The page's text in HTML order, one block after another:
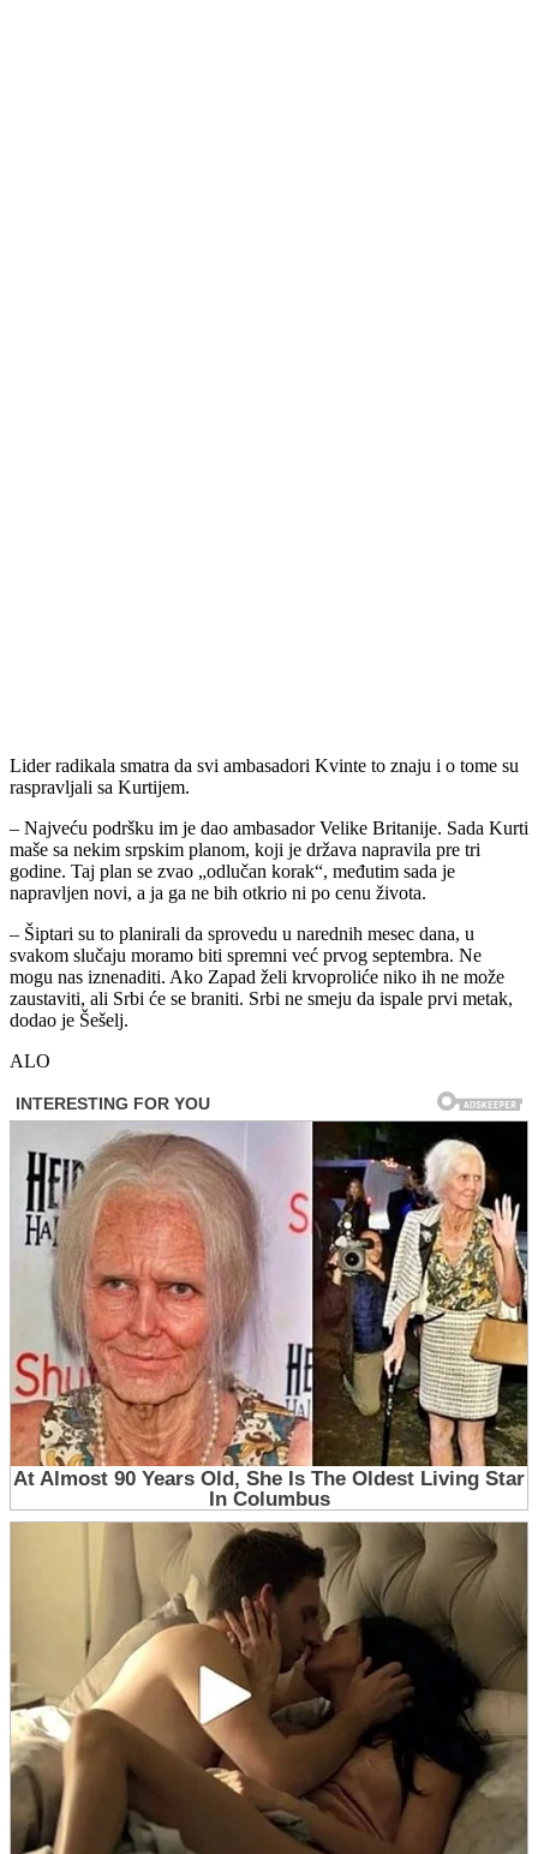
Lider radikala smatra da svi ambasadori Kvinte to znaju i o tome su
raspravljali sa Kurtijem.
– Najveću podršku im je dao ambasador Velike Britanije. Sada Kurti
maše sa nekim srpskim planom, koji je država napravila pre tri
godine. Taj plan se zvao „odlučan korak“, međutim sada je
napravljen novi, a ja ga ne bih otkrio ni po cenu života.
– Šiptari su to planirali da sprovedu u narednih mesec dana, u
svakom slučaju moramo biti spremni već prvog septembra. Ne
mogu nas iznenaditi. Ako Zapad želi krvoproliće niko ih ne može
zaustaviti, ali Srbi će se braniti. Srbi ne smeju da ispale prvi metak,
dodao je Šešelj.
ALO